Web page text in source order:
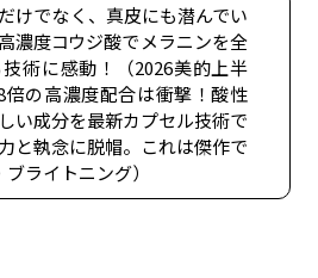
けでなく、真皮にも潜んでい
濃度コウジ酸でメラニンを全
術に感動！（2026美的上半
倍の高濃度配合は衝撃！酸性
い成分を最新カプセル技術で
と執念に脱帽。これは傑作で
ライトニング）